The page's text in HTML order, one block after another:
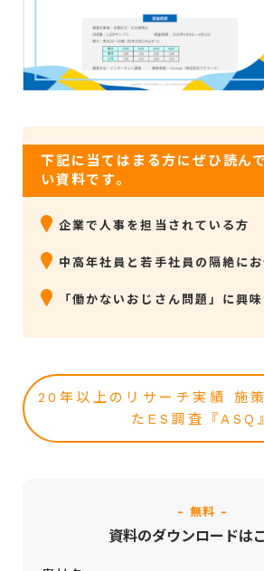
下記に当てはまる方にぜひ読ん
い資料です。
企業で人事を担当されている方
中高年社員と若手社員の隔絶に
「働かないおじさん問題」に興
20年以上のリサーチ実績 施
たES調査『ASQ
- 無料 -
資料のダウンロードは